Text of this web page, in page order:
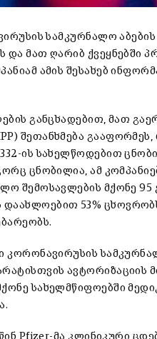
სამკურნალო
და მათ ღარიბ ქვეყნებში
ამის შესახებ
განცხადებით, მათ
შეთანხმება
ის სახელწოდებით
ცნობილია, ამ
შემოსავლების მქონე 95
53%
კორონავირუსის
ავტორიზაციის
სახელმწიფოებში
Pfizer-მა კლინიკური